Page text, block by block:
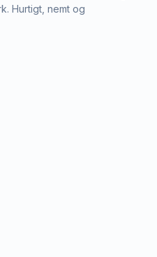
Hurtigt, nemt og